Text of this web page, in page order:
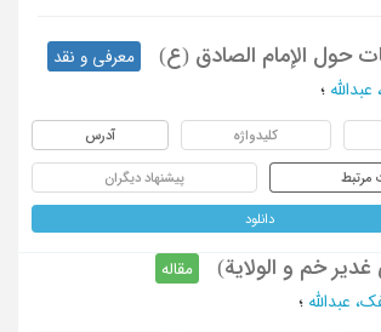
حول الإمام الصادق (ع)
معرفی و نقد
عبدالله ؛
کلیدواژه آدرس
مرتبط پیشنهاد دیگران
دانلود
خم و الولایة)
مقاله
عبدالله ؛